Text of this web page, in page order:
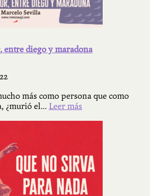
entre diego y maradona
más como persona que como
¿murió el... Leer más